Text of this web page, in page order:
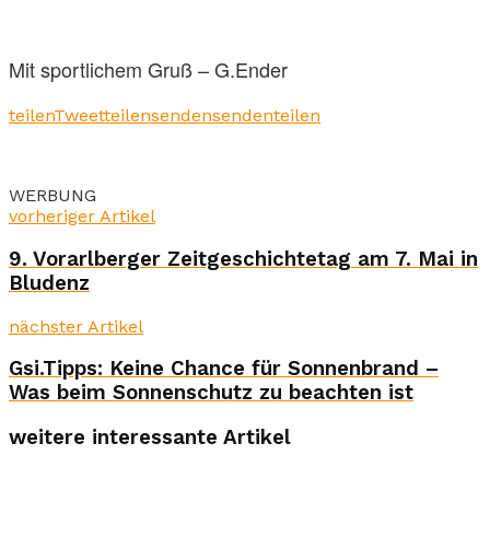
Mit sportlichem Gruß – G.Ender
teilenTweetteilensendensendenteilen
WERBUNG
vorheriger Artikel
9. Vorarlberger Zeitgeschichtetag am 7. Mai in
Bludenz
nächster Artikel
Gsi.Tipps: Keine Chance für Sonnenbrand –
Was beim Sonnenschutz zu beachten ist
weitere interessante Artikel